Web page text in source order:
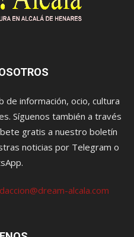
de información, ocio, cultura
Síguenos también a través
gratis a nuestro boletín
noticias por Telegram o
alcala.com